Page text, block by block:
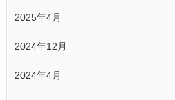
2025年4月
2024年12月
2024年4月